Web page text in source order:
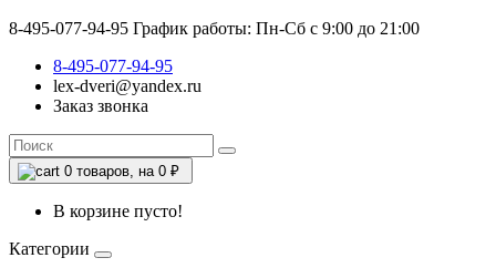
8-495-077-94-95 График работы: Пн-Сб с 9:00 до 21:00
8-495-077-94-95
lex-dveri@yandex.ru
Заказ звонка
0 товаров, на 0 ₽
В корзине пусто!
Категории